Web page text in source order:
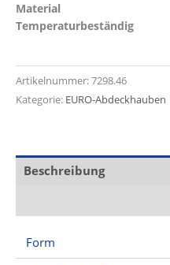
Material
Temperaturbeständig
Artikelnummer:7298.46
Kategorie: EURO-Abdeckhauben
Beschreibung
Form